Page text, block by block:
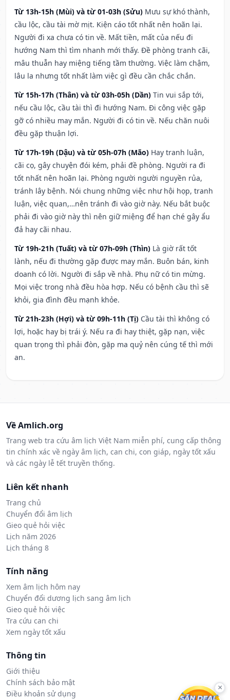
Từ 13h-15h (Mùi) và từ 01-03h (Sửu) Mưu sự khó thành,
cầu lộc, cầu tài mờ mịt. Kiện cáo tốt nhất nên hoãn lại.
Người đi xa chưa có tin về. Mất tiền, mất của nếu đi
hướng Nam thì tìm nhanh mới thấy. Đề phòng tranh cãi,
mâu thuẫn hay miệng tiếng tầm thường. Việc làm chậm,
lâu la nhưng tốt nhất làm việc gì đều cần chắc chắn.
Từ 15h-17h (Thân) và từ 03h-05h (Dần) Tin vui sắp tới,
nếu cầu lộc, cầu tài thì đi hướng Nam. Đi công việc gặp
gỡ có nhiều may mắn. Người đi có tin về. Nếu chăn nuôi
đều gặp thuận lợi.
Từ 17h-19h (Dậu) và từ 05h-07h (Mão) Hay tranh luận,
cãi cọ, gây chuyện đói kém, phải đề phòng. Người ra đi
tốt nhất nên hoãn lại. Phòng người người nguyền rủa,
tránh lây bệnh. Nói chung những việc như hội họp, tranh
luận, việc quan,…nên tránh đi vào giờ này. Nếu bắt buộc
phải đi vào giờ này thì nên giữ miệng để hạn ché gây ẩu
đả hay cãi nhau.
Từ 19h-21h (Tuất) và từ 07h-09h (Thìn) Là giờ rất tốt
lành, nếu đi thường gặp được may mắn. Buôn bán, kinh
doanh có lời. Người đi sắp về nhà. Phụ nữ có tin mừng.
Mọi việc trong nhà đều hòa hợp. Nếu có bệnh cầu thì sẽ
khỏi, gia đình đều mạnh khỏe.
Từ 21h-23h (Hợi) và từ 09h-11h (Tị) Cầu tài thì không có
lợi, hoặc hay bị trái ý. Nếu ra đi hay thiệt, gặp nạn, việc
quan trọng thì phải đòn, gặp ma quỷ nên cúng tế thì mới
an.
Về Amlich.org
Trang web tra cứu âm lịch Việt Nam miễn phí, cung cấp thông
tin chính xác về ngày âm lịch, can chi, con giáp, ngày tốt xấu
và các ngày lễ tết truyền thống.
Liên kết nhanh
Trang chủ
Chuyển đổi âm lịch
Gieo quẻ hỏi việc
Lịch năm 2026
Lịch tháng 8
Tính năng
Xem âm lịch hôm nay
Chuyển đổi dương lịch sang âm lịch
Gieo quẻ hỏi việc
Tra cứu can chi
Xem ngày tốt xấu
Thông tin
Giới thiệu
Chính sách bảo mật
Điều khoản sử dụng
×